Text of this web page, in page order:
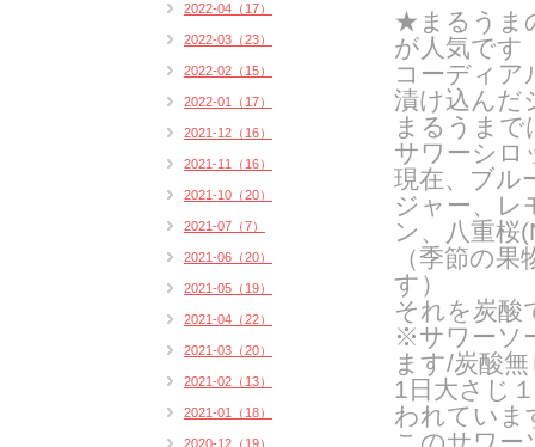
★まるうま
が人気です
コーディア
漬け込んだ
まるうま
サワーシロ
現在、ブル
ジャー、レ
ン、八重桜
（季節の
す）
それを炭酸
※サワーソ
ます/炭酸
1日大さじ
われていま
2022-04（17）
2022-03（23）
2022-02（15）
2022-01（17）
2021-12（16）
2021-11（16）
2021-10（20）
2021-07（7）
2021-06（20）
2021-05（19）
2021-04（22）
2021-03（20）
2021-02（13）
2021-01（18）
2020-12（19）